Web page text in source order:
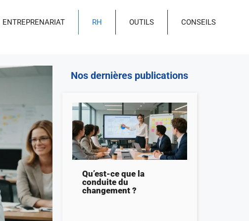
ENTREPRENARIAT RH OUTILS CONSEILS
Nos dernières publications
Qu’est-ce que la
conduite du
changement ?